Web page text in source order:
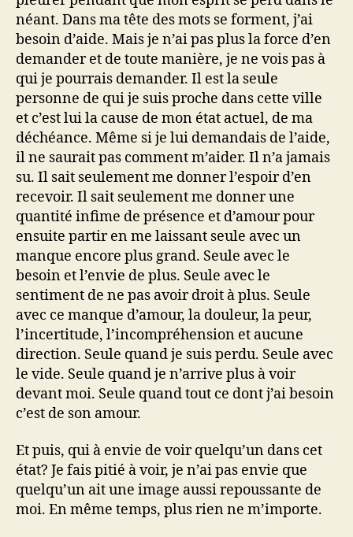
néant. Dans ma tête des mots se forment, j’ai
besoin d’aide. Mais je n’ai pas plus la force d’en
demander et de toute manière, je ne vois pas à
qui je pourrais demander. Il est la seule
personne de qui je suis proche dans cette ville
et c’est lui la cause de mon état actuel, de ma
déchéance. Même si je lui demandais de l’aide,
il ne saurait pas comment m’aider. Il n’a jamais
su. Il sait seulement me donner l’espoir d’en
recevoir. Il sait seulement me donner une
quantité infime de présence et d’amour pour
ensuite partir en me laissant seule avec un
manque encore plus grand. Seule avec le
besoin et l’envie de plus. Seule avec le
sentiment de ne pas avoir droit à plus. Seule
avec ce manque d’amour, la douleur, la peur,
l’incertitude, l’incompréhension et aucune
direction. Seule quand je suis perdu. Seule avec
le vide. Seule quand je n’arrive plus à voir
devant moi. Seule quand tout ce dont j’ai besoin
c’est de son amour.
Et puis, qui à envie de voir quelqu’un dans cet
état? Je fais pitié à voir, je n’ai pas envie que
quelqu’un ait une image aussi repoussante de
moi. En même temps, plus rien ne m’importe.